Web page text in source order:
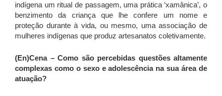
indígena um ritual de passagem, uma prática ‘xamânica’, o
benzimento da criança que lhe confere um nome e
proteção durante à vida, ou mesmo, uma associação de
mulheres indígenas que produz artesanatos coletivamente.
(En)Cena – Como são percebidas questões altamente
complexas como o sexo e adolescência na sua área de
atuação?